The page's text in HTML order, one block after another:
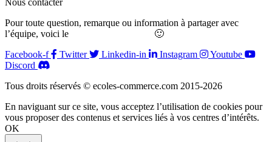
Pour toute question, remarque ou information à partager avec
l’équipe, voici le
🙂
Facebook-f
Twitter Linkedin-in Instagram
Youtube
Discord
Tous droits réservés © ecoles-commerce.com 2015-2026
En naviguant sur ce site, vous acceptez l’utilisation de cookies pour
vous proposer des contenus et services liés à vos centres d’intérêts.
OK